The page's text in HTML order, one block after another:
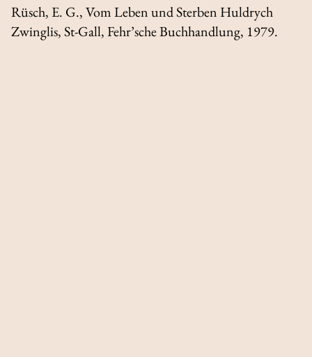
Rüsch, E. G.,Vom Leben und Sterben Huldrych
Zwinglis, St-Gall, Fehr’sche Buchhandlung, 1979.